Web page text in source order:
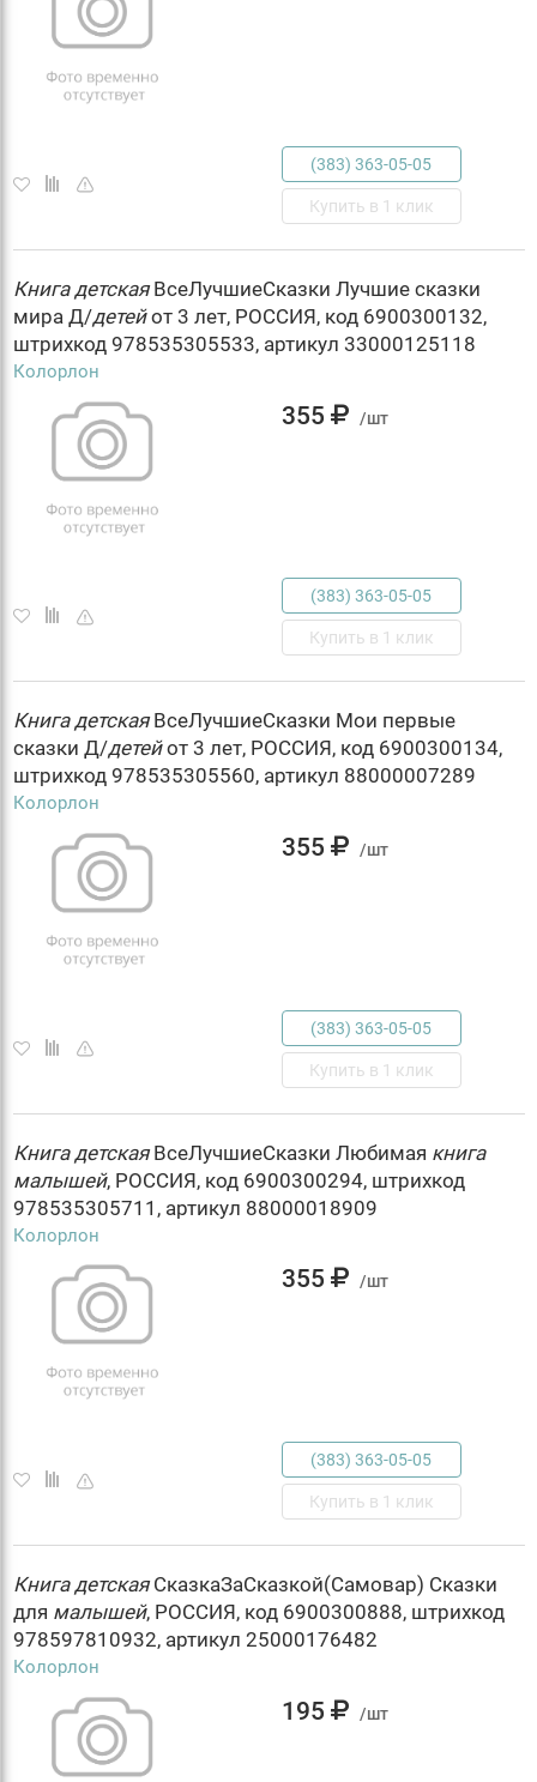
(383) 363-05-05
Купить в 1 клик
Книга детскаяВсеЛучшиеСказки Лучшие сказки
мира Д/детейот 3 лет, РОССИЯ, код 6900300132,
штрихкод 978535305533, артикул 33000125118
Колорлон
355 /шт
(383) 363-05-05
Купить в 1 клик
Книга детскаяВсеЛучшиеСказки Мои первые
сказки Д/детейот 3 лет, РОССИЯ, код 6900300134,
штрихкод 978535305560, артикул 88000007289
Колорлон
355 /шт
(383) 363-05-05
Купить в 1 клик
Книга детскаяВсеЛучшиеСказки Любимая книга
малышей, РОССИЯ, код 6900300294, штрихкод
978535305711, артикул 88000018909
Колорлон
355 /шт
(383) 363-05-05
Купить в 1 клик
Книга детскаяСказкаЗаСказкой(Самовар) Сказки
для малышей, РОССИЯ, код 6900300888, штрихкод
978597810932, артикул 25000176482
Колорлон
195 /шт